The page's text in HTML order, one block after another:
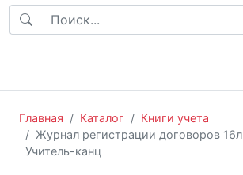
Главная Каталог
Книги учета
Журнал регистрации договоров
Учитель-канц